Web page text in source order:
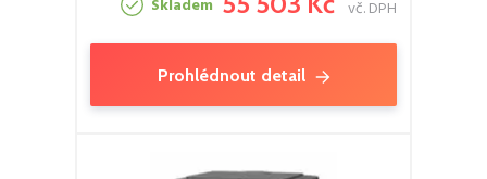
Skladem vč. DPH
Prohlédnout detail